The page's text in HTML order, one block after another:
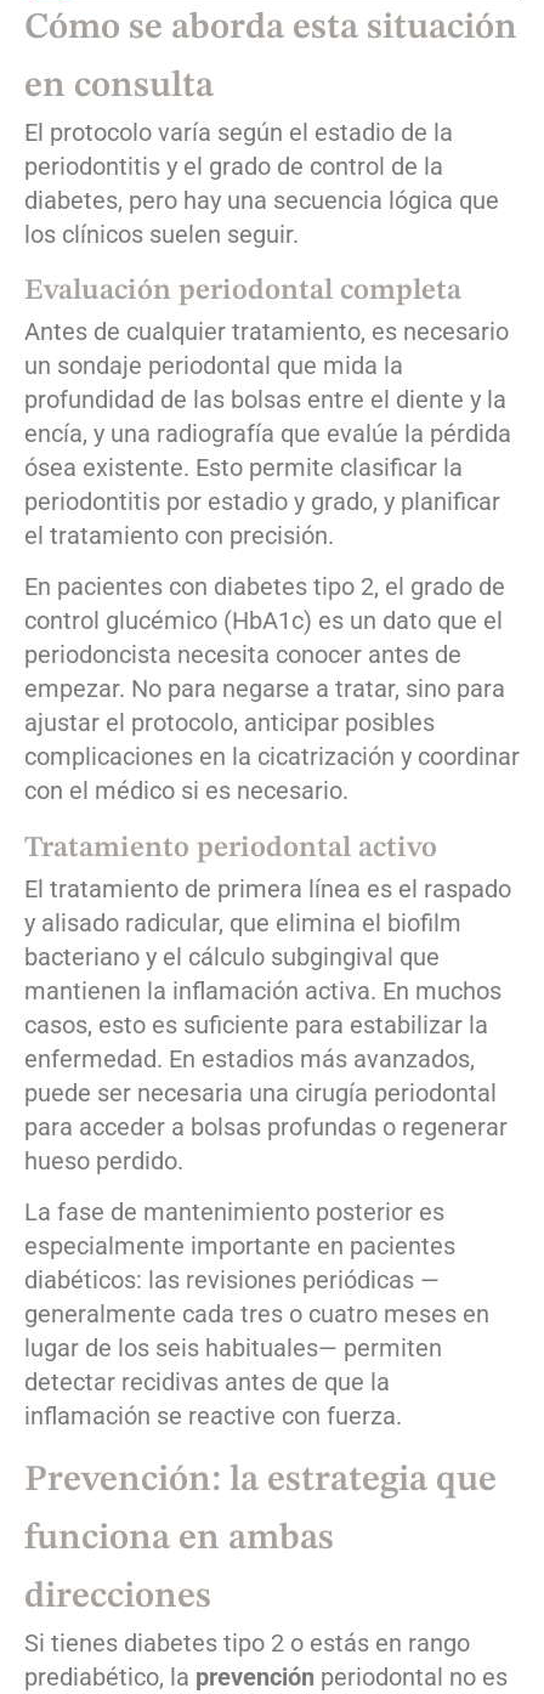
Cómo se aborda esta situación
en consulta
El protocolo varía según el estadio de la
periodontitis y el grado de control de la
diabetes, pero hay una secuencia lógica que
los clínicos suelen seguir.
Evaluación periodontal completa
Antes de cualquier tratamiento, es necesario
un sondaje periodontal que mida la
profundidad de las bolsas entre el diente y la
encía, y una radiografía que evalúe la pérdida
ósea existente. Esto permite clasificar la
periodontitis por estadio y grado, y planificar
el tratamiento con precisión.
En pacientes con diabetes tipo 2, el grado de
control glucémico (HbA1c) es un dato que el
periodoncista necesita conocer antes de
empezar. No para negarse a tratar, sino para
ajustar el protocolo, anticipar posibles
complicaciones en la cicatrización y coordinar
con el médico si es necesario.
Tratamiento periodontal activo
El tratamiento de primera línea es el raspado
y alisado radicular, que elimina el biofilm
bacteriano y el cálculo subgingival que
mantienen la inflamación activa. En muchos
casos, esto es suficiente para estabilizar la
enfermedad. En estadios más avanzados,
puede ser necesaria una cirugía periodontal
para acceder a bolsas profundas o regenerar
hueso perdido.
La fase de mantenimiento posterior es
especialmente importante en pacientes
diabéticos: las revisiones periódicas —
generalmente cada tres o cuatro meses en
lugar de los seis habituales— permiten
detectar recidivas antes de que la
inflamación se reactive con fuerza.
Prevención: la estrategia que
funciona en ambas
direcciones
Si tienes diabetes tipo 2 o estás en rango
prediabético, la prevención periodontal no es